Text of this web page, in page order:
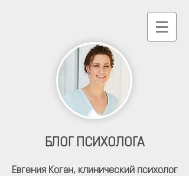
БЛОГ ПСИХОЛОГА
Евгения Коган, клинический психолог